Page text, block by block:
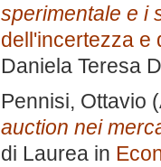
sperimentale e i
dell'incertezza e
Daniela Teresa
Pennisi, Ottavio
auction nei
di Laurea in